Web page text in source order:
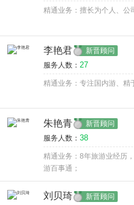
精通业务：擅长为个人、公
李艳君 新晋顾问
服务人数： 27
精通业务：专注国内游、精
朱艳青 新晋顾问
服务人数： 38
精通业务：8年旅游业经历
游百事通；
刘贝琦 新晋顾问